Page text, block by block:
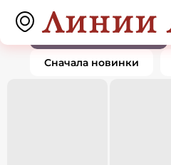
Кольца 0 товаров
По популярности
Сначала новинки